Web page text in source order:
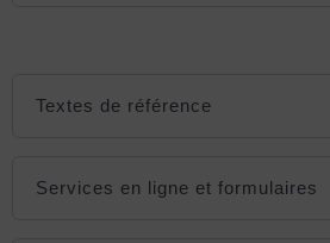
Textes de référence
Services en ligne et formulaires